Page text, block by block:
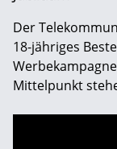
Der
18-jähriges
Mittelpunkt